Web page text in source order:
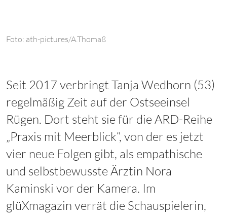
Foto: ath-pictures/A.Thomaß
Seit 2017 verbringt Tanja Wedhorn (53)
regelmäßig Zeit auf der Ostseeinsel
Rügen. Dort steht sie für die ARD-Reihe
„Praxis mit Meerblick“, von der es jetzt
vier neue Folgen gibt, als empathische
und selbstbewusste Ärztin Nora
Kaminski vor der Kamera. Im
glüXmagazin verrät die Schauspielerin,